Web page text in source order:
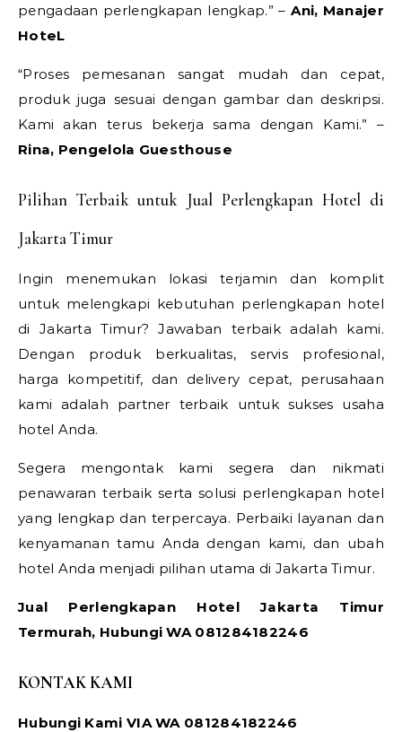
pengadaan perlengkapan lengkap.” –Ani, Manajer
HoteL
“Proses pemesanan sangat mudah dan cepat,
produk juga sesuai dengan gambar dan deskripsi.
Kami akan terus bekerja sama dengan Kami.” –
Rina, Pengelola Guesthouse
Pilihan Terbaik untuk Jual Perlengkapan Hotel di
Jakarta Timur
Ingin menemukan lokasi terjamin dan komplit
untuk melengkapi kebutuhan perlengkapan hotel
di Jakarta Timur? Jawaban terbaik adalah kami.
Dengan produk berkualitas, servis profesional,
harga kompetitif, dan delivery cepat, perusahaan
kami adalah partner terbaik untuk sukses usaha
hotel Anda.
Segera mengontak kami segera dan nikmati
penawaran terbaik serta solusi perlengkapan hotel
yang lengkap dan terpercaya. Perbaiki layanan dan
kenyamanan tamu Anda dengan kami, dan ubah
hotel Anda menjadi pilihan utama di Jakarta Timur.
Jual Perlengkapan Hotel Jakarta Timur
Termurah, Hubungi WA 081284182246
KONTAK KAMI
Hubungi Kami VIA WA 081284182246